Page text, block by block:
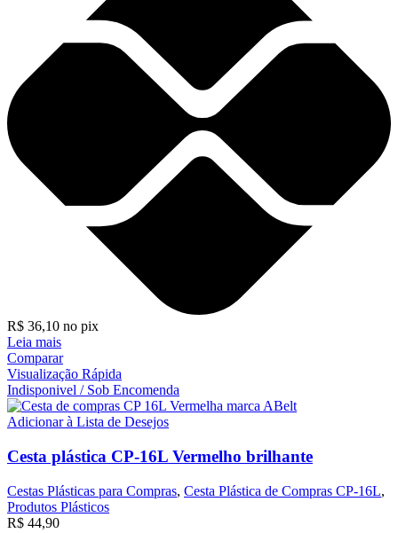
R$ 36,10 no pix
Leia mais
Comparar
Visualização Rápida
Indisponivel / Sob Encomenda
Adicionar à Lista de Desejos
Cesta plástica CP-16L Vermelho brilhante
Cestas Plásticas para Compras, Cesta Plástica de Compras CP-16L,
Produtos Plásticos
R$ 44,90